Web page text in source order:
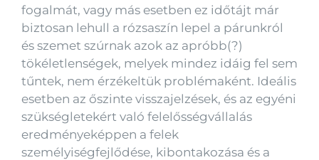
fogalmát, vagy más esetben ez időtájt már
biztosan lehull a rózsaszín lepel a párunkról
és szemet szúrnak azok az apróbb(?)
tökéletlenségek, melyek mindez idáig fel sem
tűntek, nem érzékeltük problémaként. Ideális
esetben az őszinte visszajelzések, és az egyéni
szükségletekért való felelősségvállalás
eredményeképpen a felek
személyiségfejlődése, kibontakozása és a